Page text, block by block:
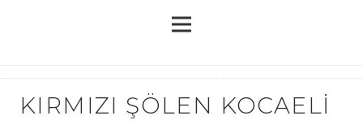
KIRMIZI ŞÖLEN KOCAELI